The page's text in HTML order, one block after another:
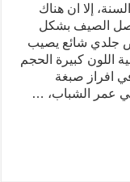
إلا ان هناك
فصل الصيف بشكل
جلدي شائع يصيب
اللون كبيرة الحجم
افراز صبغة
في عمر الشباب، …